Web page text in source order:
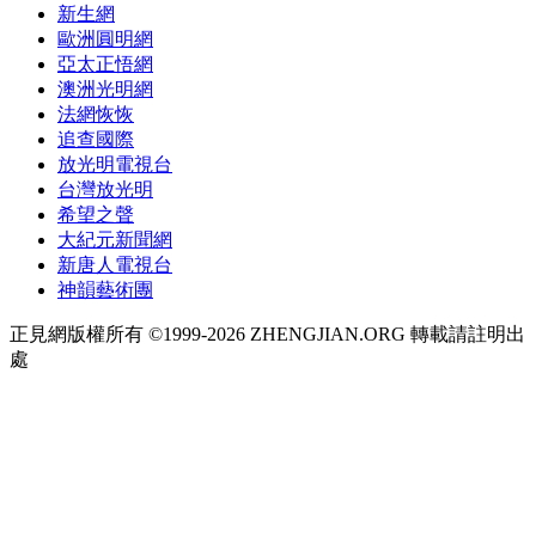
新生網
歐洲圓明網
亞太正悟網
澳洲光明網
法網恢恢
追查國際
放光明電視台
台灣放光明
希望之聲
大紀元新聞網
新唐人電視台
神韻藝術團
正見網版權所有 ©1999-2026 ZHENGJIAN.ORG 轉載請註明出
處